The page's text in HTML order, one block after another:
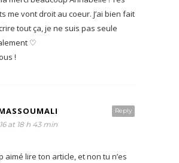
me vont droit au coeur. J’ai bien fait
tout ça, je ne suis pas seule
♡
!
Reply
at 18 h 43 min
aimé lire ton article, et non tu n’es